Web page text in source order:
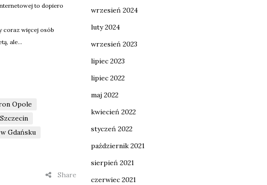
to dopiero
coraz więcej osób
ale...
Opole
Gdańsku
Share
wrzesień 2024
luty 2024
wrzesień 2023
lipiec 2023
lipiec 2022
maj 2022
kwiecień 2022
styczeń 2022
październik 2021
sierpień 2021
czerwiec 2021